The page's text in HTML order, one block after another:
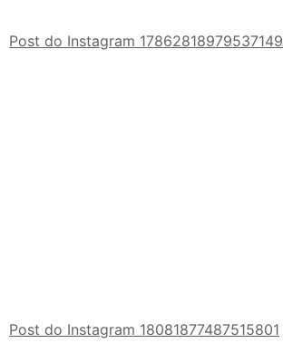
Post do Instagram 17862818979537149
Post do Instagram 18081877487515801